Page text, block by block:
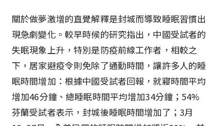
關於做夢激增的直覺解釋是封城而導致睡眠習慣出
現急劇變化。較早時候的研究指出，中國受試者的
失眠現象上升，特別是防疫前線工作者，相較之
下，居家避疫令則免除了通勤時間，讓許多人的睡
眠時間增加：根據中國受試者回報，就寢時間平均
增加46分鐘、總睡眠時間平均增加34分鐘；54%
芬蘭受試者表示，封城後睡眠時間增加了；3月